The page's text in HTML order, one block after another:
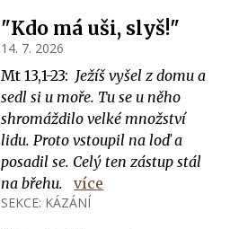
"Kdo má uši, slyš!"
14. 7. 2026
Mt 13,1-23: Ježíš vyšel z domu a
sedl si u moře. Tu se u něho
shromáždilo velké množství
lidu. Proto vstoupil na loď a
posadil se. Celý ten zástup stál
na břehu.
více
SEKCE: KÁZÁNÍ